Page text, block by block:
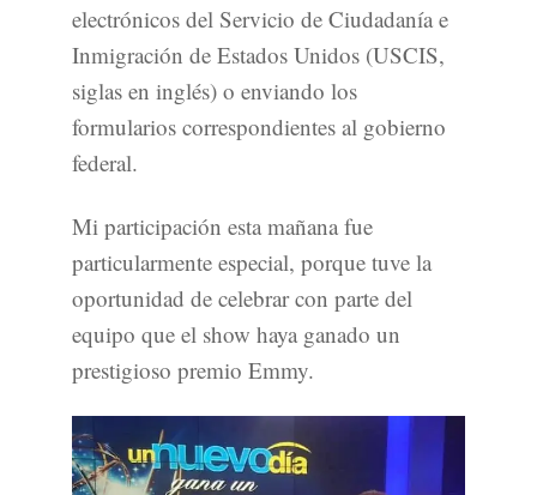
electrónicos del Servicio de Ciudadanía e
Inmigración de Estados Unidos (USCIS,
siglas en inglés) o enviando los
formularios correspondientes al gobierno
federal.
Mi participación esta mañana fue
particularmente especial, porque tuve la
oportunidad de celebrar con parte del
equipo que el show haya ganado un
prestigioso premio Emmy.